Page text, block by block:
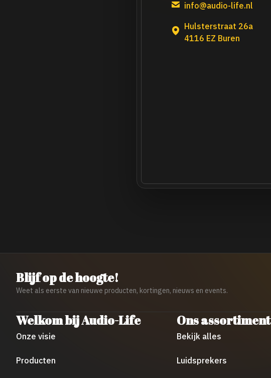
info@audio-life.nl
Hulsterstraat 26a
4116 EZ Buren
Blijf op de hoogte!
Weet als eerste van nieuwe producten, kortingen, nieuws en events.
Welkom bij Audio-Life
Onze visie
Producten
Ons assortiment
Bekijk alles
Luidsprekers